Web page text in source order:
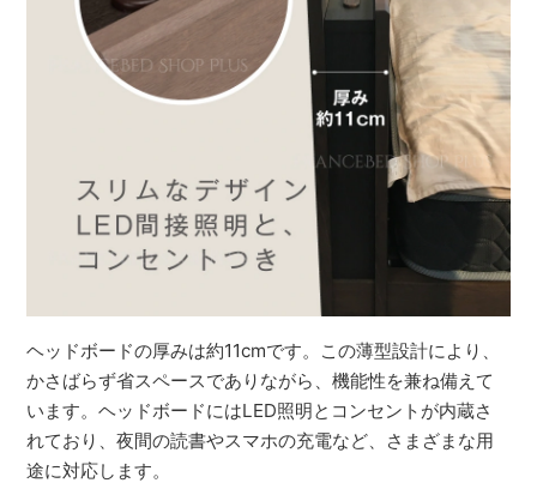
ヘッドボードの厚みは約11cmです。この薄型設計により、
かさばらず省スペースでありながら、機能性を兼ね備えて
います。ヘッドボードにはLED照明とコンセントが内蔵さ
れており、夜間の読書やスマホの充電など、さまざまな用
途に対応します。